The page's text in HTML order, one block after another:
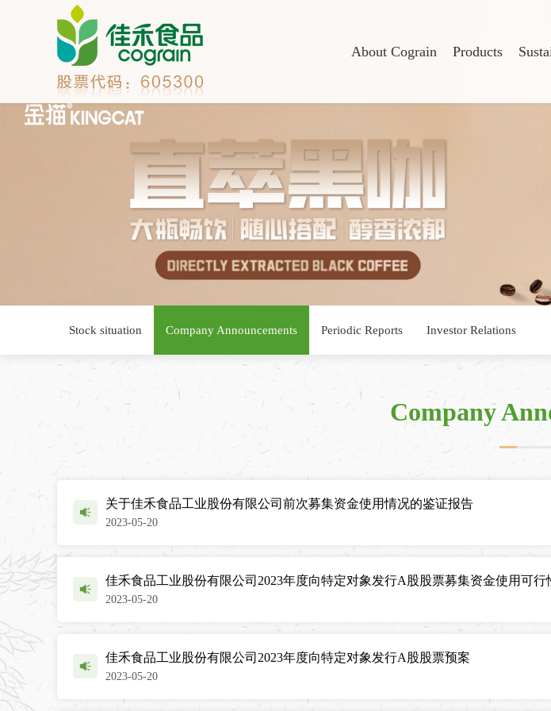
About Cograin Products
Stock situation Company Announcements Periodic Reports Investor Relations
Company
关于佳禾食品工业股份有限公司前次募集资金使用情况的鉴证报告
2023-05-20
佳禾食品工业股份有限公司2023年度向特定对象发行A股股票募集资金使用可行
2023-05-20
佳禾食品工业股份有限公司2023年度向特定对象发行A股股票预案
2023-05-20